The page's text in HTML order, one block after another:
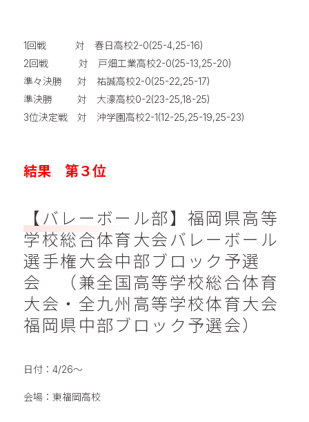
1回戦 対 春日高校2-0(25-4,25-16)
2回戦 対 戸畑工業高校2-0(25-13,25-20)
準々決勝 対 祐誠高校2-0(25-22,25-17)
準決勝 対 大濠高校0-2(23-25,18-25)
3位決定戦 対 沖学園高校2-1(12-25,25-19,25-23)
結果 第３位
【バレーボール部】福岡県高等
学校総合体育大会バレーボール
選手権大会中部ブロック予選
会 （兼全国高等学校総合体育
大会・全九州高等学校体育大会
福岡県中部ブロック予選会）
日付：4/26～
会場：東福岡高校